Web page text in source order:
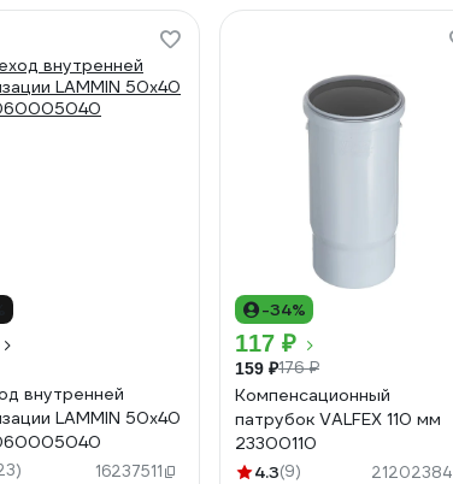
внутренней
LAMMIN 50х40
16237511
-34%
117 ₽
159 ₽176 ₽
Компенсационный
патрубок VALFEX 110 мм
23300110
4.3(9) 21202384